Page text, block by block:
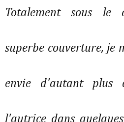
Totalement sous le
superbe couverture, je
envie d'autant plus
l'autrice dans